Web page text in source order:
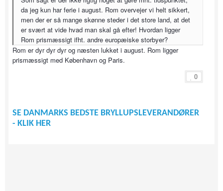
da jeg kun har ferie i august. Rom overvejer vi helt sikkert,
men der er så mange skønne steder i det store land, at det
er svært at vide hvad man skal gå efter! Hvordan ligger
Rom prismæssigt ifht. andre europæiske storbyer?
Rom er dyr dyr dyr og næsten lukket i august. Rom ligger
prismæssigt med København og Paris.
0
SE DANMARKS BEDSTE BRYLLUPSLEVERANDØRER
- KLIK HER